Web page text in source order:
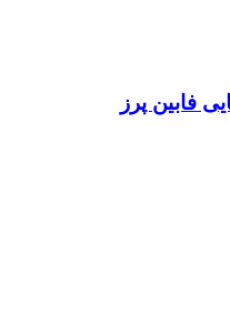
فابین پرز